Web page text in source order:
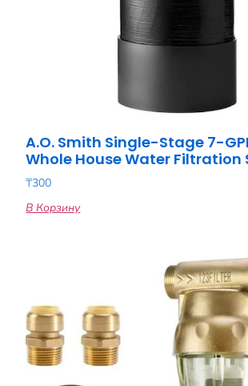
A.O. Smith Single-Stage 7-
Whole House Water Filtration
₸300
В Корзину